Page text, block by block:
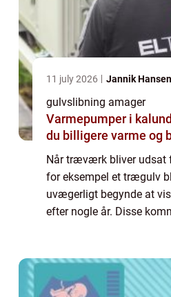
11 july 2026 Jannik Hansen
gulvslibning amager
Varmepumper i
du billigere varme og
Når træværk bliver udsat
for eksempel et trægulv
uvægerligt begynde at
efter nogle år. Disse